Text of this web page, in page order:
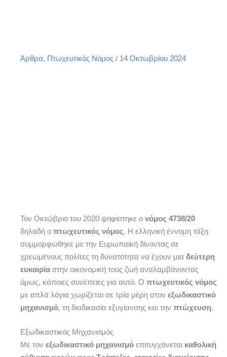
Άρθρα, Πτωχευτικός Νόμος / 14 Οκτωβρίου 2024
Τον Οκτώβριο του 2020 ψηφίστηκε ο νόμος 4738/20
δηλαδή ο πτωχευτικός νόμος. Η ελληνική έννομη τάξη
συμμορφώθηκε με την Ευρωπαϊκή δίνοντας σε
χρεωμένους πολίτες τη δυνατότητα να έχουν μια δεύτερη
ευκαιρία στην οικονομική τους ζωή αναλαμβάνοντας
όμως, κάποιες συνέπειες για αυτό. Ο πτωχευτικός νόμος
με απλά λόγια χωρίζεται σε τρία μέρη στον εξωδικαστικό
μηχανισμό, τη διαδικασία εξυγίανσης και την πτώχευση.
Εξωδικαστικός Μηχανισμός
Με τον εξωδικαστικό μηχανισμό επιτυγχάνεται καθολική